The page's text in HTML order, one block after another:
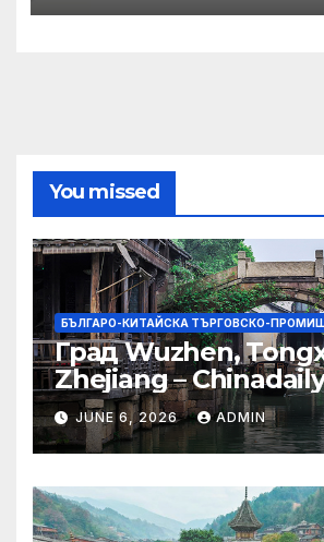
You missed
БЪЛГАРО-КИТАЙСКА ТЪРГОВСКО-
Град Wuzhen,
Zhejiang –
JUNE 6, 2026 ADMIN